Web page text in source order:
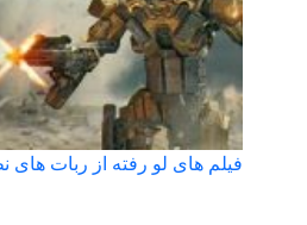
فیلم های لو رفته از ربات های